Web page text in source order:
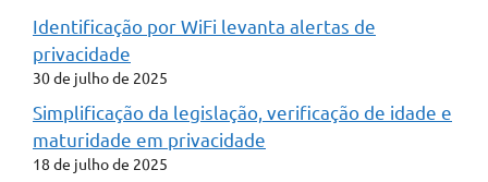
Identificação por WiFi levanta alertas de
privacidade
30 de julho de 2025
Simplificação da legislação, verificação de idade e
maturidade em privacidade
18 de julho de 2025